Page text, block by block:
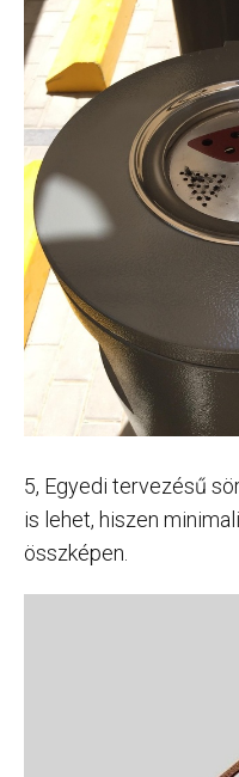
5, Egyedi tervezésű
is lehet, hiszen
összképen.